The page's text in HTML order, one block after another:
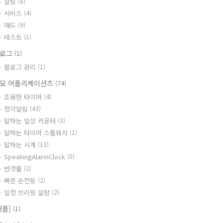
서비스 (4)
애드 (9)
테스트 (1)
그 (1)
블로그 관리 (1)
어플리케이션즈 (74)
조용한 타이머 (4)
정각알림 (43)
말하는 일상 카운터 (3)
말하는 타이머 스톱워치 (1)
말하는 시계 (13)
SpeakingAlarmClock (0)
번갯불 (2)
빠른 손전등 (2)
일정 브리핑 알람 (2)
플] (1)